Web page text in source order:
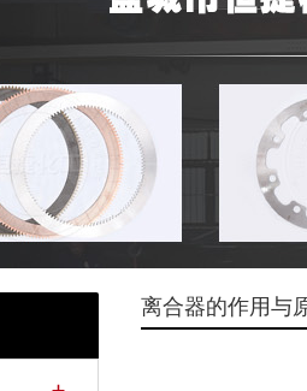
离合器的作用与